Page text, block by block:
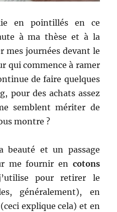
en pointillés en ce
à ma thèse et à la
mes journées devant le
qui commence à ramer
de faire quelques
pour des achats assez
semblent mériter de
montre ?
beauté et un passage
me fournir en cotons
pour retirer le
généralement), en
(ceci explique cela) et en